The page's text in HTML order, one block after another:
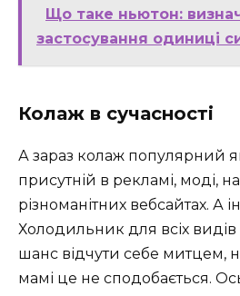
Що таке ньютон:
застосування одиниці
Колаж в сучасності
А зараз колаж популярний
присутній в рекламі, моді,
різноманітних вебсайтах. А
Холодильник для всіх
шанс відчути себе митцем,
мамі це не сподобається.